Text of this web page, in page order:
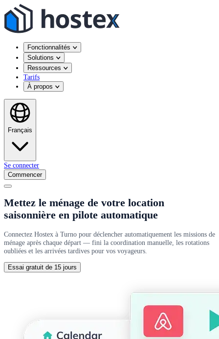
Fonctionnalités
Solutions
Ressources
Tarifs
À propos
Français
Se connecter
Commencer
Mettez le ménage de votre location
saisonnière en pilote automatique
Connectez Hostex à Turno pour déclencher automatiquement les missions de
ménage après chaque départ — fini la coordination manuelle, les rotations
oubliées et les arrivées tardives pour vos voyageurs.
Essai gratuit de 15 jours